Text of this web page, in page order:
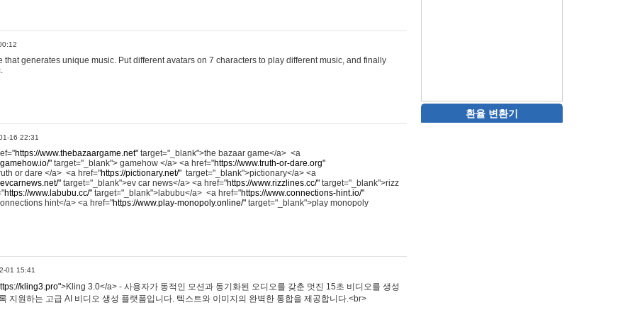
that generates unique music. Put different avatars on 7 characters to play different music, and finally
16 22:31
https://www.thebazaargame.net" target="_blank">the bazaar game</a> <a
" target="_blank"> gamehow </a> <a href="https://www.truth-or-dare.org"
or dare </a> <a href="https://pictionary.net/" target="_blank">pictionary</a> <a
" target="_blank">ev car news</a> <a href="https://www.rizzlines.cc/" target="_blank">rizz
https://www.labubu.cc/" target="_blank">labubu</a> <a href="https://www.connections-hint.io/"
hint</a> <a href="https://www.play-monopoly.online/" target="_blank">play monopoly
01 15:41
kling3.pro">Kling 3.0</a> - 사용자가 동적인 모션과 동기화된 오디오를 갖춘 멋진 15초 비디오를 생성
지원하는 고급 AI 비디오 생성 플랫폼입니다. 텍스트와 이미지의 완벽한 통합을 제공합니다.<br>
환율 변환기